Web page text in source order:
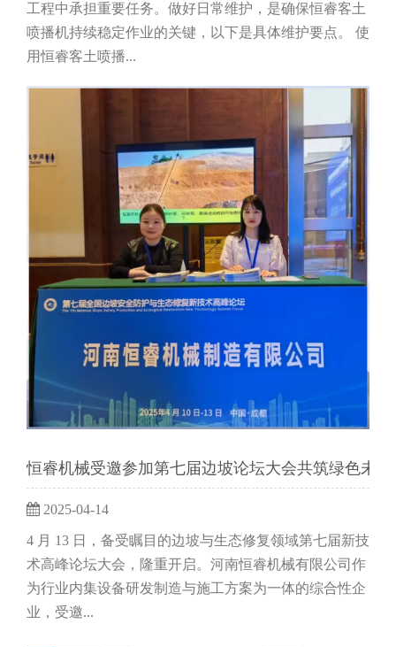
工程中承担重要任务。做好日常维护，是确保恒睿客土
喷播机持续稳定作业的关键，以下是具体维护要点。 使
用恒睿客土喷播...
恒睿机械受邀参加第七届边坡论坛大会共筑绿色未来
2025-04-14
4 月 13 日，备受瞩目的边坡与生态修复领域第七届新技
术高峰论坛大会，隆重开启。河南恒睿机械有限公司作
为行业内集设备研发制造与施工方案为一体的综合性企
业，受邀...